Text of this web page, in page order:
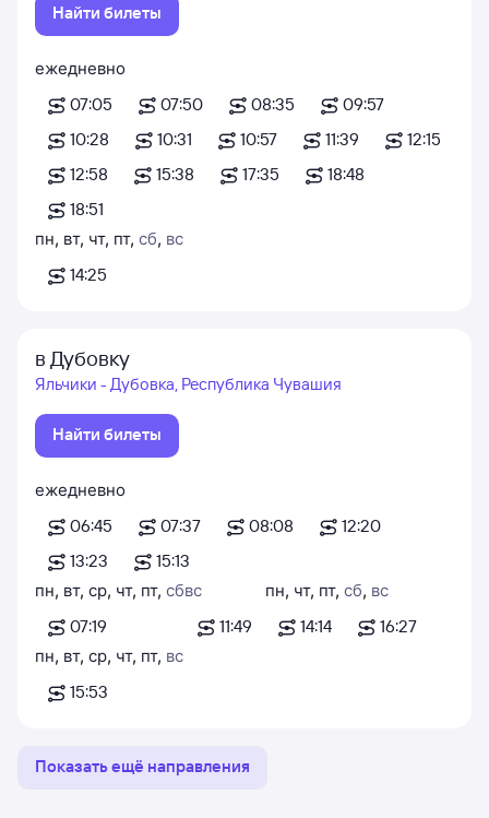
Найти билеты
ежедневно
07:05
07:50 08:35
09:57
10:28
10:31 10:57 11:39
12:15
12:58
15:38 17:35
18:48
18:51
пн, вт, чт, пт, сб, вс
14:25
в Дубовку
Яльчики - Дубовка, Республика Чувашия
Найти билеты
ежедневно
06:45
07:37 08:08
12:20
13:23
15:13
пн, вт, ср, чт, пт, сб
07:19
вс
11:49
пн, чт, пт, сб, вс
14:14
16:27
пн, вт, ср, чт, пт, вс
15:53
Показать ещё направления